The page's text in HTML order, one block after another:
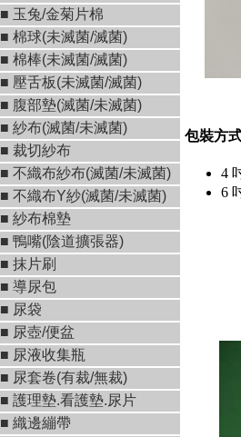
■ 玉兔/金菊片棉
■ 棉球(未滅菌/滅菌)
■ 棉棒(未滅菌/滅菌)
■ 壓舌板(未滅菌/滅菌)
■ 腹部墊(滅菌/未滅菌)
■ 紗布(滅菌/未滅菌)
■ 裁切紗布
■ 不織布紗布(滅菌/未滅菌)
■ 不織布Y紗(滅菌/未滅菌)
■ 紗布棉墊
■ 鴨嘴(陰道擴張器)
■ 抹片刷
■ 導尿包
■ 尿袋
■ 尿壺/便盆
■ 尿液收集瓶
■ 尿套卷(有裁/無裁)
■ 護理墊.看護墊.尿片
■ 織邊繃帶
包裝方
4
6